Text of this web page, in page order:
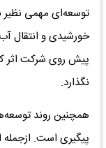
خورشیدی و انتقال آب
پیش روی شرکت اثر
نگذارد.
همچنین روند
پیگیری است. ازجمله